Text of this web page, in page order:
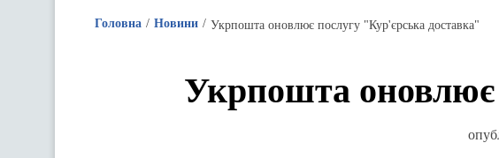
Головна Новини Укрпошта оновлює послугу "Кур'єрська доставка"
Укрпошта оновлює